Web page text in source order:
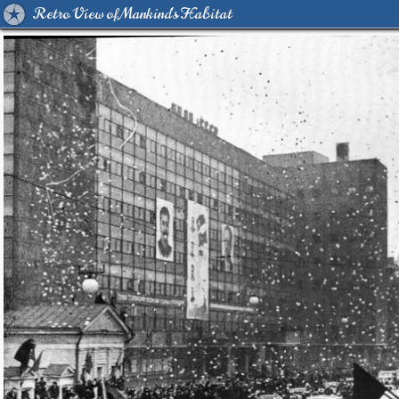
Retro View of Mankind's Habitat